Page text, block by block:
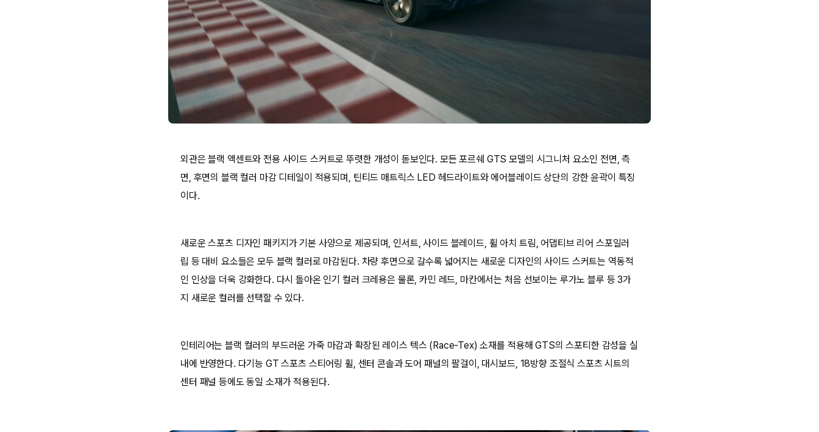
외관은 블랙 액센트와 전용 사이드 스커트로 뚜렷한 개성이 돋보인다. 모든 포르쉐 GTS 모델의 시그니처 요소인 전면, 측
면, 후면의 블랙 컬러 마감 디테일이 적용되며, 틴티드 매트릭스 LED 헤드라이트와 에어블레이드 상단의 강한 윤곽이 특징
이다.
새로운 스포츠 디자인 패키지가 기본 사양으로 제공되며, 인서트, 사이드 블레이드, 휠 아치 트림, 어댑티브 리어 스포일러
립 등 대비 요소들은 모두 블랙 컬러로 마감된다. 차량 후면으로 갈수록 넓어지는 새로운 디자인의 사이드 스커트는 역동적
인 인상을 더욱 강화한다. 다시 돌아온 인기 컬러 크레용은 물론, 카민 레드, 마칸에서는 처음 선보이는 루가노 블루 등 3가
지 새로운 컬러를 선택할 수 있다.
인테리어는 블랙 컬러의 부드러운 가죽 마감과 확장된 레이스 텍스 (Race-Tex) 소재를 적용해 GTS의 스포티한 감성을 실
내에 반영한다. 다기능 GT 스포츠 스티어링 휠, 센터 콘솔과 도어 패널의 팔걸이, 대시보드, 18방향 조절식 스포츠 시트의
센터 패널 등에도 동일 소재가 적용된다.